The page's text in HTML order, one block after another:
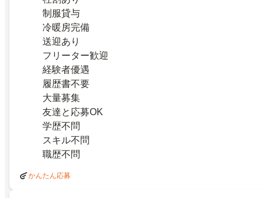
制服貸与
冷暖房完備
送迎あり
フリーター歓迎
経験者優遇
履歴書不要
大量募集
友達と応募OK
学歴不問
スキル不問
職歴不問
かんたん応募